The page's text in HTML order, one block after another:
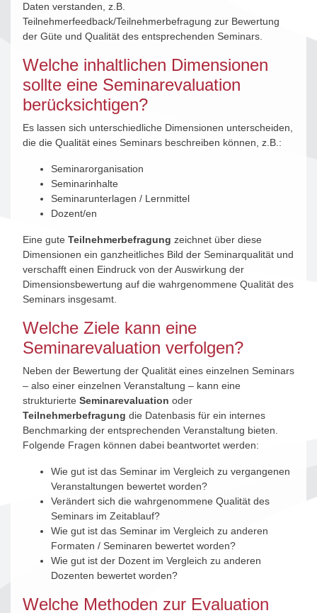
Daten verstanden, z.B.
Teilnehmerfeedback/Teilnehmerbefragung zur Bewertung
der Güte und Qualität des entsprechenden Seminars.
Welche inhaltlichen Dimensionen
sollte eine Seminarevaluation
berücksichtigen?
Es lassen sich unterschiedliche Dimensionen unterscheiden,
die die Qualität eines Seminars beschreiben können, z.B.:
Seminarorganisation
Seminarinhalte
Seminarunterlagen / Lernmittel
Dozent/en
Eine gute Teilnehmerbefragung zeichnet über diese
Dimensionen ein ganzheitliches Bild der Seminarqualität und
verschafft einen Eindruck von der Auswirkung der
Dimensionsbewertung auf die wahrgenommene Qualität des
Seminars insgesamt.
Welche Ziele kann eine
Seminarevaluation verfolgen?
Neben der Bewertung der Qualität eines einzelnen Seminars
– also einer einzelnen Veranstaltung – kann eine
strukturierte Seminarevaluation oder
Teilnehmerbefragung die Datenbasis für ein internes
Benchmarking der entsprechenden Veranstaltung bieten.
Folgende Fragen können dabei beantwortet werden:
Wie gut ist das Seminar im Vergleich zu vergangenen
Veranstaltungen bewertet worden?
Verändert sich die wahrgenommene Qualität des
Seminars im Zeitablauf?
Wie gut ist das Seminar im Vergleich zu anderen
Formaten / Seminaren bewertet worden?
Wie gut ist der Dozent im Vergleich zu anderen
Dozenten bewertet worden?
Welche Methoden zur Evaluation